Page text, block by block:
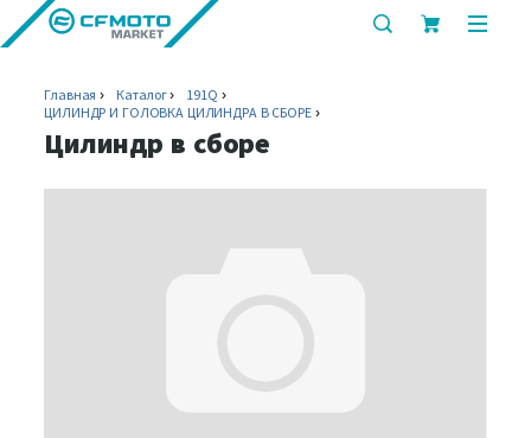
показать
Главная Каталог
191Q
ЦИЛИНДР И ГОЛОВКА ЦИЛИНДРА В СБОРЕ
Цилиндр в сборе